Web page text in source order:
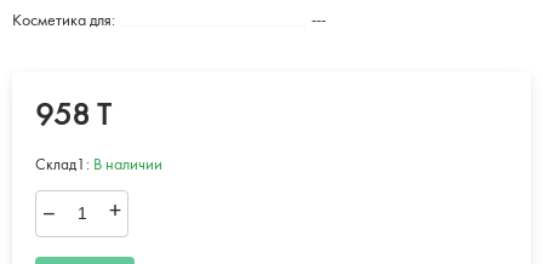
Косметика для: ---
958 T
Склад1: В наличии
– +